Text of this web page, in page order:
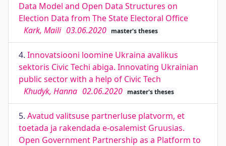
Data Model and Open Data Structures on
Election Data from The State Electoral Office
Kark, Maili 03.06.2020 master's theses
4. Innovatsiooni loomine Ukraina avalikus
sektoris Civic Techi abiga. Innovating Ukrainian
public sector with a help of Civic Tech
Khudyk, Hanna 02.06.2020 master's theses
5. Avatud valitsuse partnerluse platvorm, et
toetada ja rakendada e-osalemist Gruusias.
Open Government Partnership as a Platform to